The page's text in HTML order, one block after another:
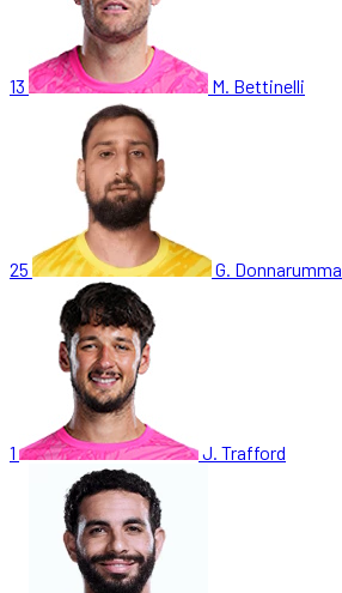
13 M. Bettinelli
25 G. Donnarumma
1 J. Trafford